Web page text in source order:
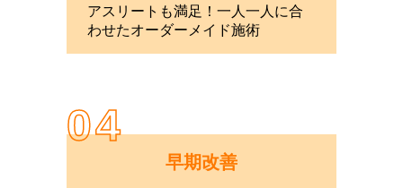
アスリートも満足！一人一人に合
わせたオーダーメイド施術
04
早期改善